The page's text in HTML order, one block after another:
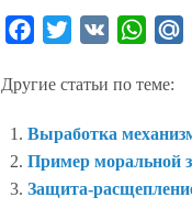
c
b
o
o
i
t
e
r
W
a
s
A
p
.
u
Другие статьи по теме:
Выработка
Пример моральной
Защита-